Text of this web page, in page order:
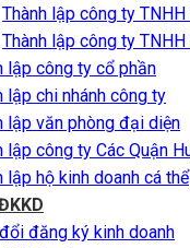
Thành lập công ty
Thành lập công ty
lập công ty cổ phần
lập chi nhánh công ty
lập văn phòng đại diện
lập công ty Các Quận
lập hộ kinh doanh cá thể
đăng ký kinh doanh